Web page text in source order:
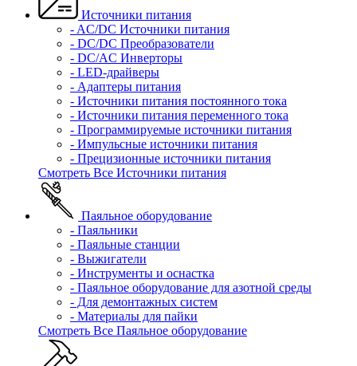
Источники питания
- AC/DC Источники питания
- DC/DC Преобразователи
- DC/AC Инверторы
- LED-драйверы
- Адаптеры питания
- Источники питания постоянного тока
- Источники питания переменного тока
- Программируемые источники питания
- Импульсные источники питания
- Прецизионные источники питания
Смотреть Все Источники питания
Паяльное оборудование
- Паяльники
- Паяльные станции
- Выжигатели
- Инструменты и оснастка
- Паяльное оборудование для азотной среды
- Для демонтажных систем
- Материалы для пайки
Смотреть Все Паяльное оборудование